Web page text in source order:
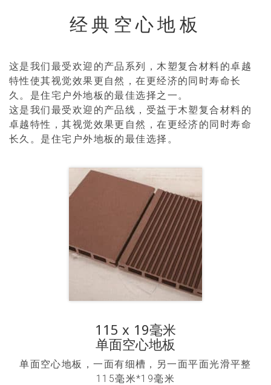
经典空心地板
这是我们最受欢迎的产品系列，木塑复合材料的卓越
特性使其视觉效果更自然，在更经济的同时寿命长
久。是住宅户外地板的最佳选择之一。
这是我们最受欢迎的产品线，受益于木塑复合材料的
卓越特性，其视觉效果更自然，在更经济的同时寿命
长久。是住宅户外地板的最佳选择。
115 x 19毫米
单面空心地板
单面空心地板，一面有细槽，另一面平面光滑平整
115毫米*19毫米